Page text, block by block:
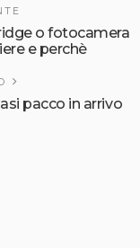
o fotocamera
e perchè
pacco in arrivo